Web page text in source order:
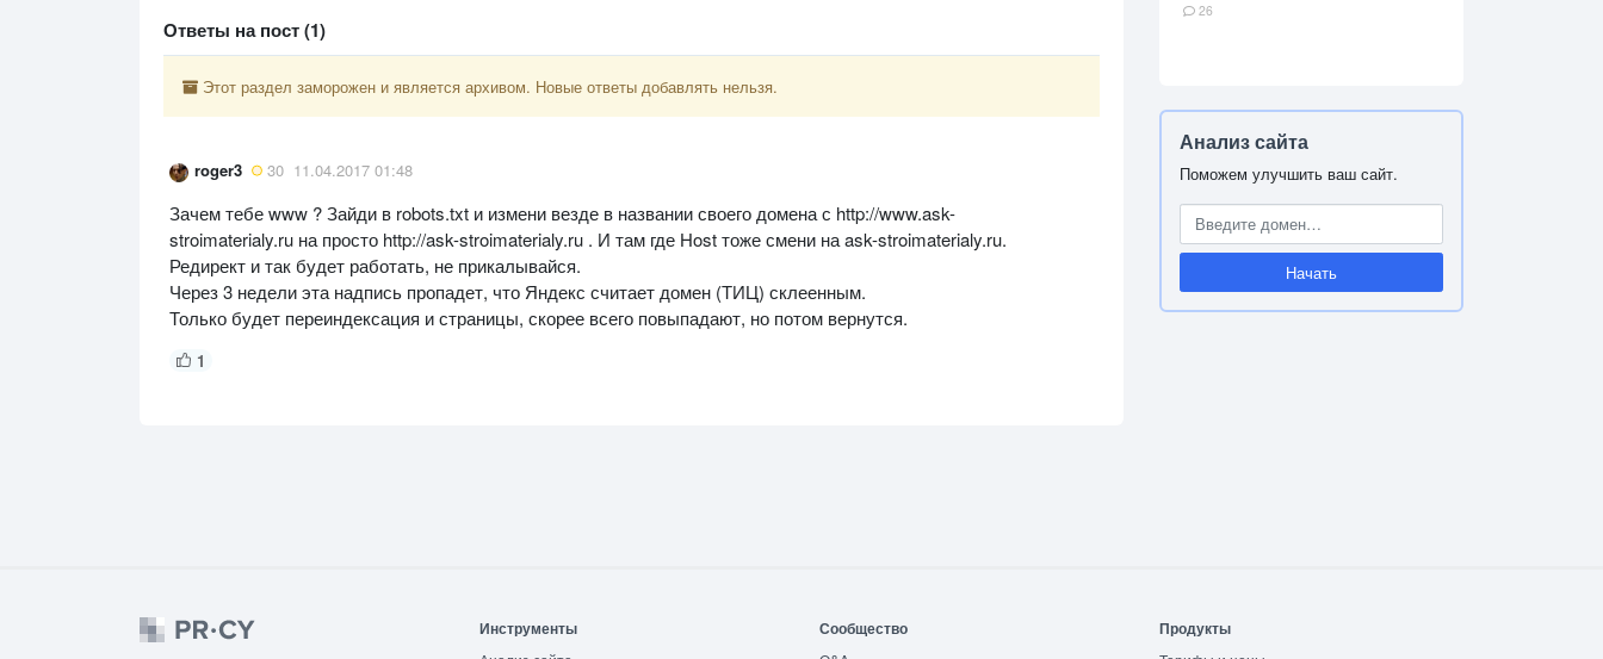
Ответы на пост (1)
Этот раздел заморожен и является архивом. Новые ответы добавлять нельзя.
roger3 30 11.04.2017 01:48
Зачем тебе www ? Зайди в robots.txt и измени везде в названии своего домена с http://www.ask-
stroimaterialy.ru на просто http://ask-stroimaterialy.ru . И там где Host тоже смени на ask-stroimaterialy.ru.
Редирект и так будет работать, не прикалывайся.
Через 3 недели эта надпись пропадет, что Яндекс считает домен (ТИЦ) склеенным.
Только будет переиндексация и страницы, скорее всего повыпадают, но потом вернутся.
1
26
Анализ сайта
Поможем улучшить ваш сайт.
Начать
Инструменты Сообщество Продукты